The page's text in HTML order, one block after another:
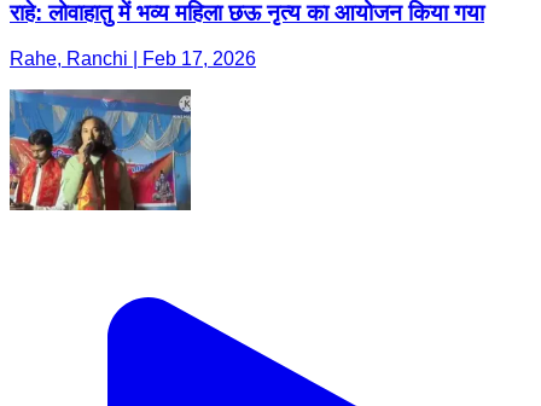
राहे: लोवाहातु में भव्य महिला छऊ नृत्य का आयोजन किया गया
Rahe, Ranchi | Feb 17, 2026